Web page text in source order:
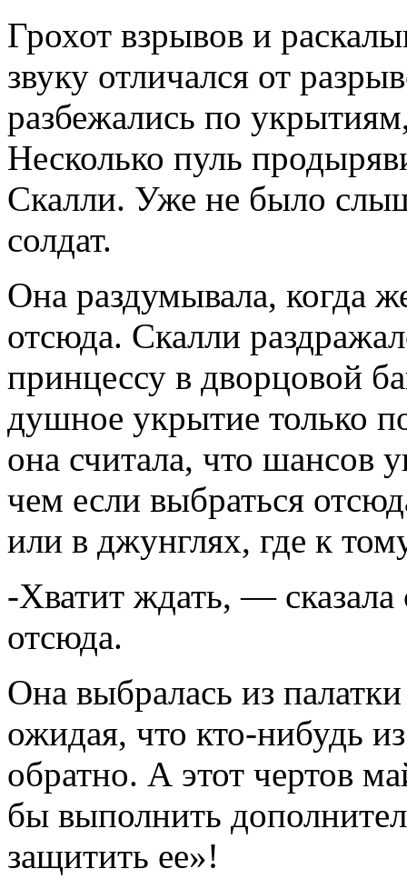
Грохот взрывов и
звуку отличался от
разбежались по
Несколько пуль
Скалли. Уже не было
солдат.
Она раздумывала, когда
отсюда. Скалли
принцессу в дворцовой
душное укрытие только
она считала, что шансов
чем если выбраться
или в джунглях, где к
-Хватит ждать, —
отсюда.
Она выбралась из
ожидая, что кто-нибудь
обратно. А этот чертов
бы выполнить
защитить ее»!